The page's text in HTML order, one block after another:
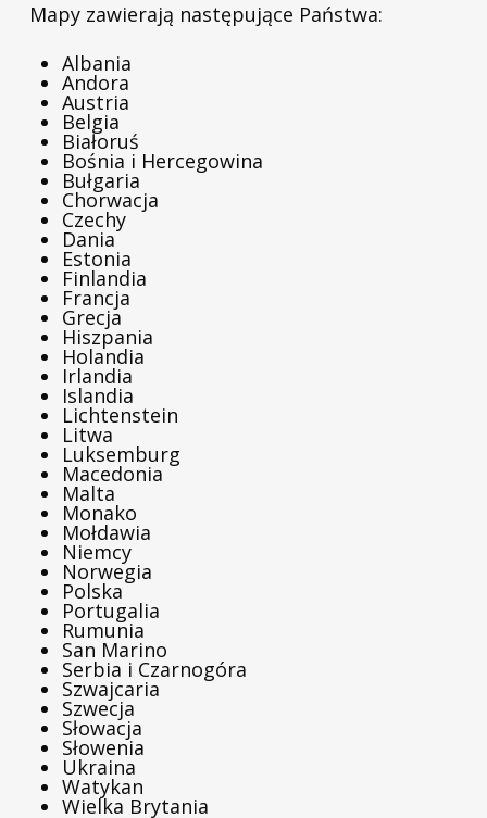
Mapy zawierają następujące Państwa:
Albania
Andora
Austria
Belgia
Białoruś
Bośnia i Hercegowina
Bułgaria
Chorwacja
Czechy
Dania
Estonia
Finlandia
Francja
Grecja
Hiszpania
Holandia
Irlandia
Islandia
Lichtenstein
Litwa
Luksemburg
Macedonia
Malta
Monako
Mołdawia
Niemcy
Norwegia
Polska
Portugalia
Rumunia
San Marino
Serbia i Czarnogóra
Szwajcaria
Szwecja
Słowacja
Słowenia
Ukraina
Watykan
Wielka Brytania